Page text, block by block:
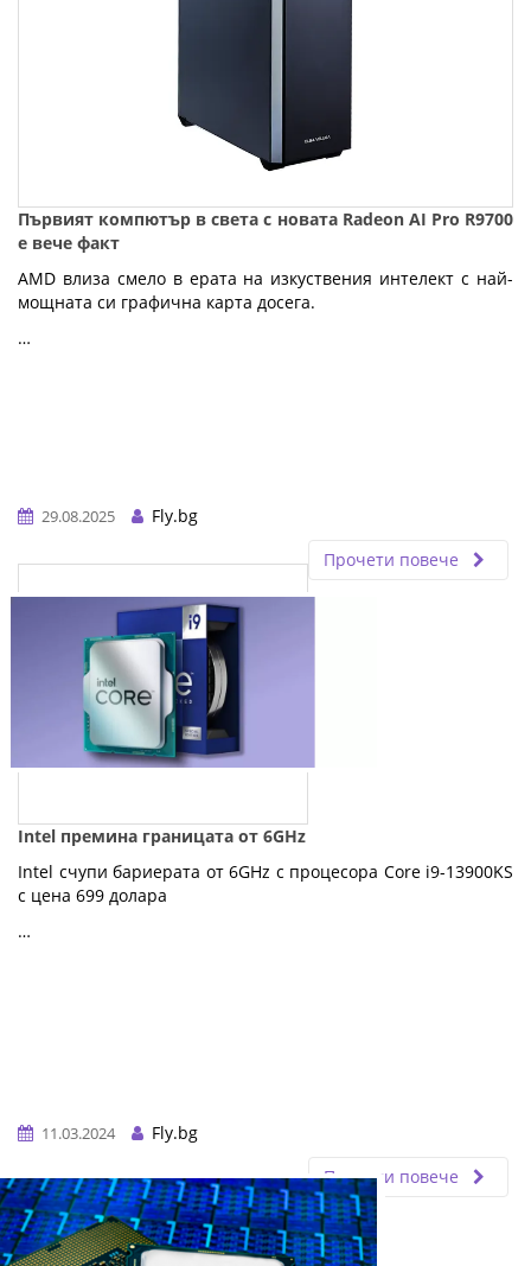
Първият компютър в света с новата Radeon AI Pro R9700
е вече факт
AMD влиза смело в ерата на изкуствения интелект с най-
мощната си графична карта досега.
…
29.08.2025
Fly.bg
Прочети повече
Intel премина границата от 6GHz
Intel счупи бариерата от 6GHz с процесора Core i9-13900KS
с цена 699 долара
…
11.03.2024
Fly.bg
Прочети повече